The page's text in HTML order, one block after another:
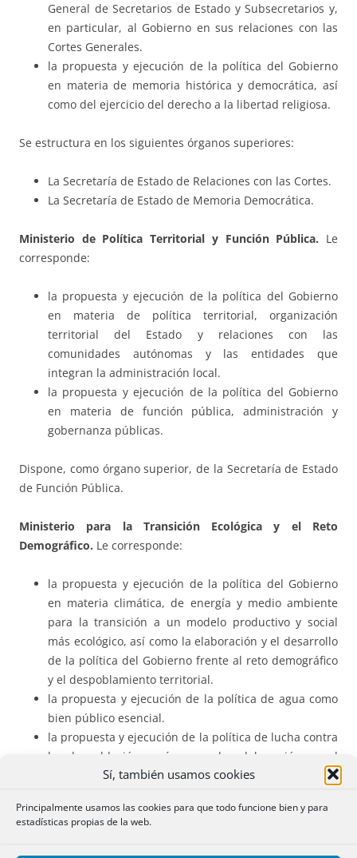
Sí, también usamos cookies
Principalmente usamos las cookies para que todo funcione bien y para
estadísticas propias de la web.
General de Secretarios de Estado y Subsecretarios y,
en particular, al Gobierno en sus relaciones con las
Cortes Generales.
la propuesta y ejecución de la política del Gobierno
en materia de memoria histórica y democrática, así
como del ejercicio del derecho a la libertad religiosa.
Se estructura en los siguientes órganos superiores:
La Secretaría de Estado de Relaciones con las Cortes.
La Secretaría de Estado de Memoria Democrática.
Ministerio de Política Territorial y Función Pública. Le
corresponde:
la propuesta y ejecución de la política del Gobierno
en materia de política territorial, organización
territorial del Estado y relaciones con las
comunidades autónomas y las entidades que
integran la administración local.
la propuesta y ejecución de la política del Gobierno
en materia de función pública, administración y
gobernanza públicas.
Dispone, como órgano superior, de la Secretaría de Estado
de Función Pública.
Ministerio para la Transición Ecológica y el Reto
Demográfico. Le corresponde:
la propuesta y ejecución de la política del Gobierno
en materia climática, de energía y medio ambiente
para la transición a un modelo productivo y social
más ecológico, así como la elaboración y el desarrollo
de la política del Gobierno frente al reto demográfico
y el despoblamiento territorial.
la propuesta y ejecución de la política de agua como
bien público esencial.
la propuesta y ejecución de la política de lucha contra
la despoblación, así como la elaboración y el
desarrollo de la estrategia nacional frente al reto
Se estructura en los siguientes órganos superiores: